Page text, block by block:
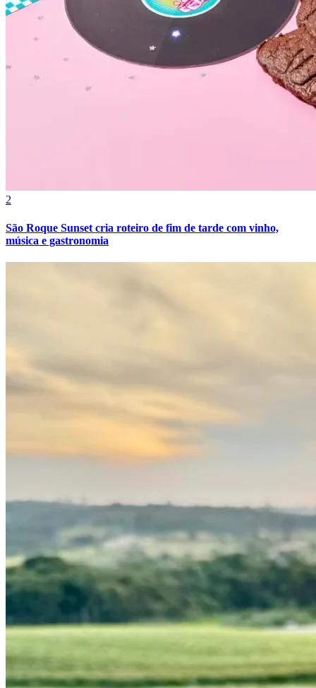
2
São Roque Sunset cria roteiro de fim de tarde com vinho,
música e gastronomia